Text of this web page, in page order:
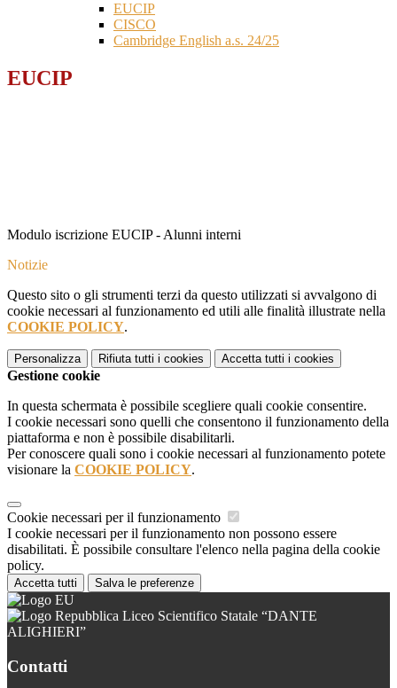
EUCIP
CISCO
Cambridge English a.s. 24/25
EUCIP
Modulo iscrizione EUCIP - Alunni interni
Notizie
Questo sito o gli strumenti terzi da questo utilizzati si avvalgono di
cookie necessari al funzionamento ed utili alle finalità illustrate nella
COOKIE POLICY.
Personalizza Rifiuta tutti i cookies Accetta tutti i cookies
Gestione cookie
In questa schermata è possibile scegliere quali cookie consentire.
I cookie necessari sono quelli che consentono il funzionamento della
piattaforma e non è possibile disabilitarli.
Per conoscere quali sono i cookie necessari al funzionamento potete
visionare la COOKIE POLICY.
Cookie necessari per il funzionamento
I cookie necessari per il funzionamento non possono essere
disabilitati. È possibile consultare l'elenco nella pagina della cookie
policy.
Accetta tutti Salva le preferenze
Liceo Scientifico Statale “DANTE
ALIGHIERI”
Contatti